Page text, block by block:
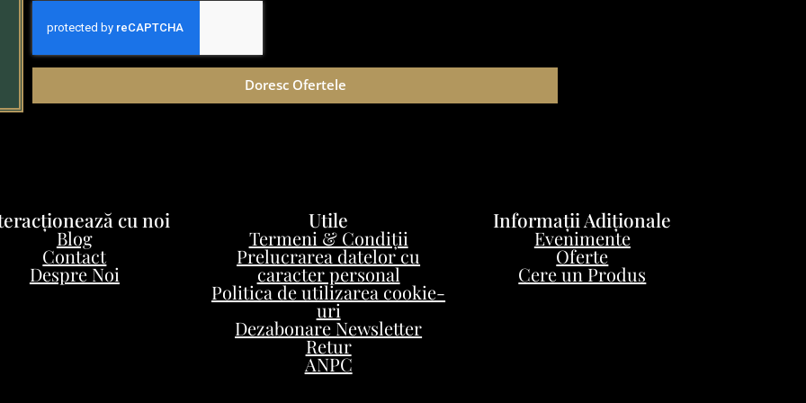
Doresc Ofertele
cu noi
Blog
Contact
Despre Noi
Utile
Termeni & Condiții
Prelucrarea datelor cu
caracter personal
Politica de utilizarea cookie-
uri
Dezabonare Newsletter
Retur
ANPC
Informații Adiționale
Evenimente
Oferte
Cere un Produs